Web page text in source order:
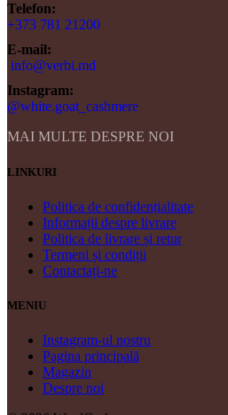
Telefon:
+373 781 21200
E-mail:
info@verbi.md
Instagram:
@white.goat_cashmere
MAI MULTE DESPRE NOI
LINKURI
Politica de confidențialitate
Informații despre livrare
Politica de livrare și retur
Termeni și condiții
Contactați-ne
MENIU
Instagram-ul nostru
Pagina principală
Magazin
Despre noi